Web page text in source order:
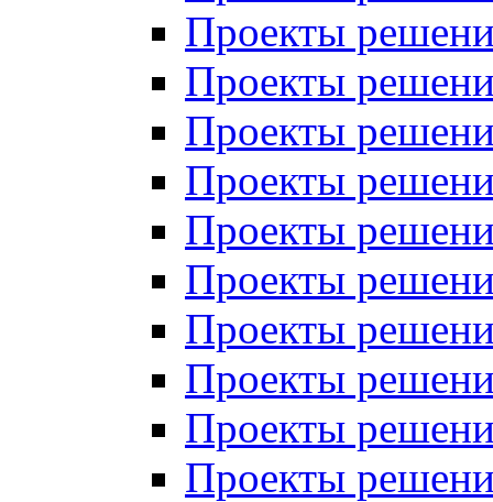
Проекты
Проекты
Проекты
Проекты
Проекты
Проекты
Проекты
Проекты
Проекты
Проекты